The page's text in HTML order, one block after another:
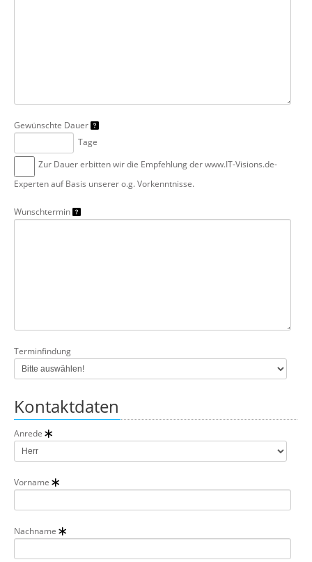
Gewünschte Dauer
Tage
Zur Dauer erbitten wir die Empfehlung der www.IT-Visions.de-
Experten auf Basis unserer o.g. Vorkenntnisse.
Wunschtermin
Terminfindung
Kontaktdaten
Anrede
Vorname
Nachname